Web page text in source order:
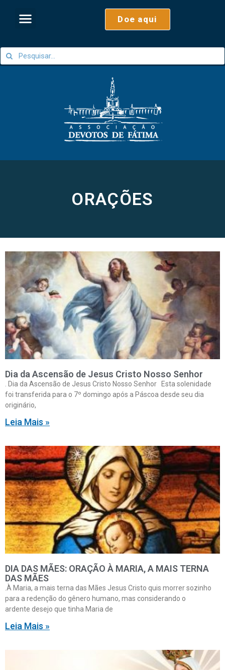
Doe aqui
ORAÇÕES
Dia da Ascensão de Jesus Cristo Nosso Senhor
. Dia da Ascensão de Jesus Cristo Nosso Senhor Esta solenidade
foi transferida para o 7º domingo após a Páscoa desde seu dia
originário,
Leia Mais »
DIA DAS MÃES: ORAÇÃO À MARIA, A MAIS TERNA
DAS MÃES
.À Maria, a mais terna das Mães Jesus Cristo quis morrer sozinho
para a redenção do gênero humano, mas considerando o
ardente desejo que tinha Maria de
Leia Mais »